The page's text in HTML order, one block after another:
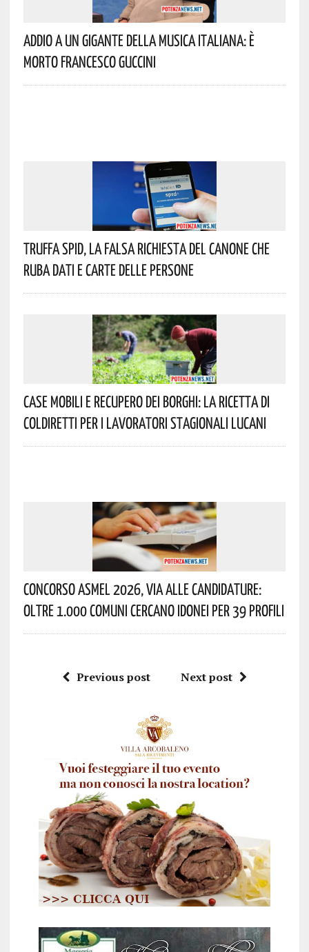
Addio A Un Gigante Della Musica Italiana: È
Morto Francesco Guccini
Truffa Spid, La Falsa Richiesta Del Canone Che
Ruba Dati E Carte Delle Persone
Case Mobili E Recupero Dei Borghi: La Ricetta Di
Coldiretti Per I Lavoratori Stagionali Lucani
Concorso Asmel 2026, Via Alle Candidature:
Oltre 1.000 Comuni Cercano Idonei Per 39 Profili
Previous post Next post